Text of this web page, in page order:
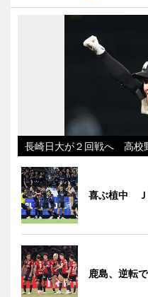
長崎日大が２回戦へ 高校
喜ぶ植中 Ｊ
鹿島、逆転